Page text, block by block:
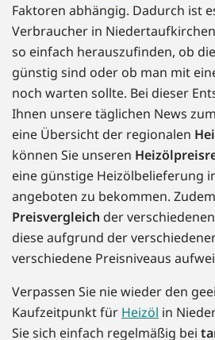
Faktoren abhängig. Dadurch ist
Verbraucher in
so einfach herauszufinden, ob die
günstig sind oder ob man mit
noch warten sollte. Bei dieser
Ihnen unsere täglichen News
eine Übersicht der regionalen
können Sie unseren
eine günstige Heizölbelieferung
angeboten zu bekommen.
Preisvergleich der
diese aufgrund der
verschiedene Preisniveaus
Verpassen Sie nie wieder den
Kaufzeitpunkt für Heizöl in
Sie sich einfach regelmäßig bei